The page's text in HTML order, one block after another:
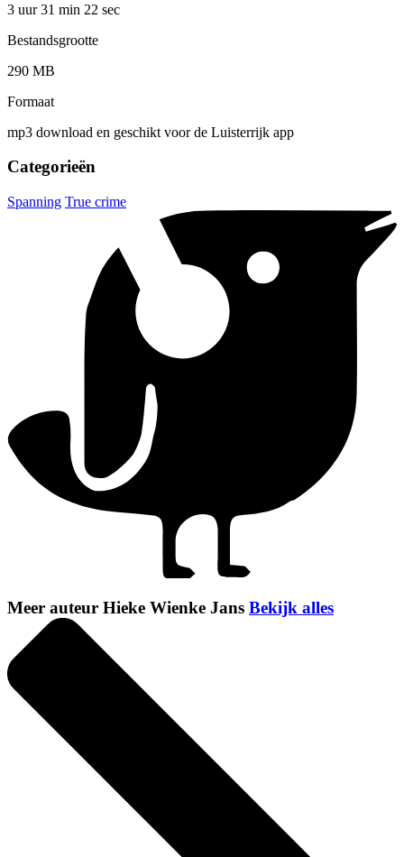
3 uur 31 min 22 sec
Bestandsgrootte
290 MB
Formaat
mp3 download en geschikt voor de Luisterrijk app
Categorieën
Spanning True crime
Meer auteur Hieke Wienke Jans Bekijk alles